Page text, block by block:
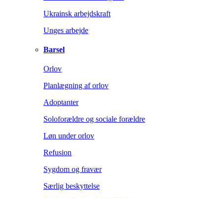
Ukrainsk arbejdskraft
Unges arbejde
Barsel
Orlov
Planlægning af orlov
Adoptanter
Soloforældre og sociale forældre
Løn under orlov
Refusion
Sygdom og fravær
Særlig beskyttelse